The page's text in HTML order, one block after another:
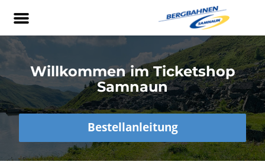
Willkommen im Ticketshop
Samnaun
Bestellanleitung